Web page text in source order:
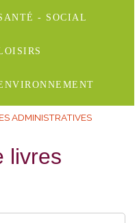
- SOCIAL
ADMINISTRATIVES
livres